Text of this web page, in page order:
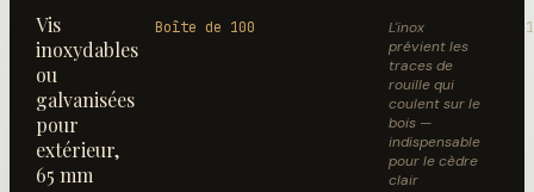
Vis
inoxydables
ou
galvanisées
pour
extérieur,
65 mm
Boîte de 100
L'inox
prévient les
traces de
rouille qui
coulent sur le
bois —
indispensable
pour le cèdre
clair